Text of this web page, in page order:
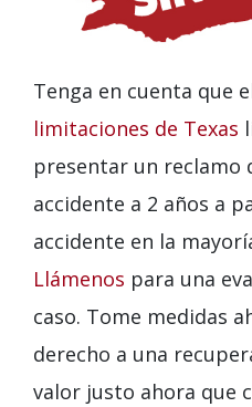
Tenga en cuenta que
limitaciones de Texas
presentar un reclamo
accidente a 2 años a
accidente en la
Llámenos para una
caso. Tome medidas
derecho a una
valor justo ahora que